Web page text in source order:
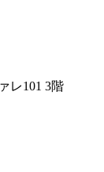
レ101 3階